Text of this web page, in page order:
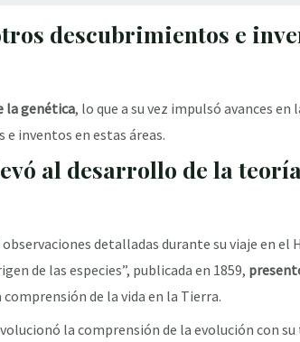
descubrimientos e
la genética, lo que a su vez impulsó avances en
inventos en estas áreas.
al desarrollo de la
detalladas durante su viaje en el
de las especies”, publicada en 1859,
de la vida en la Tierra.
la comprensión de la evolución con su